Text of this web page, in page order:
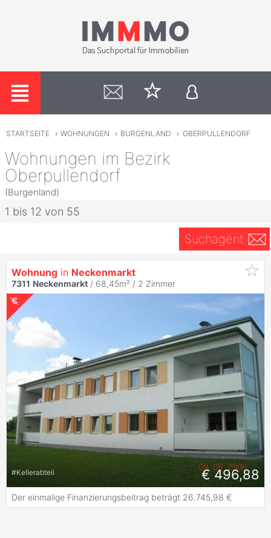
STARTSEITE › WOHNUNGEN › BURGENLAND › OBERPULLENDORF
Wohnungen im Bezirk
Oberpullendorf
(Burgenland)
1 bis 12 von 55
Suchagent
Wohnung in Neckenmarkt
7311 Neckenmarkt / 68,45m² / 2 Zimmer
#Kellerabteil € 496,88
Der einmalige Finanzierungsbeitrag beträgt 26.745,98 €